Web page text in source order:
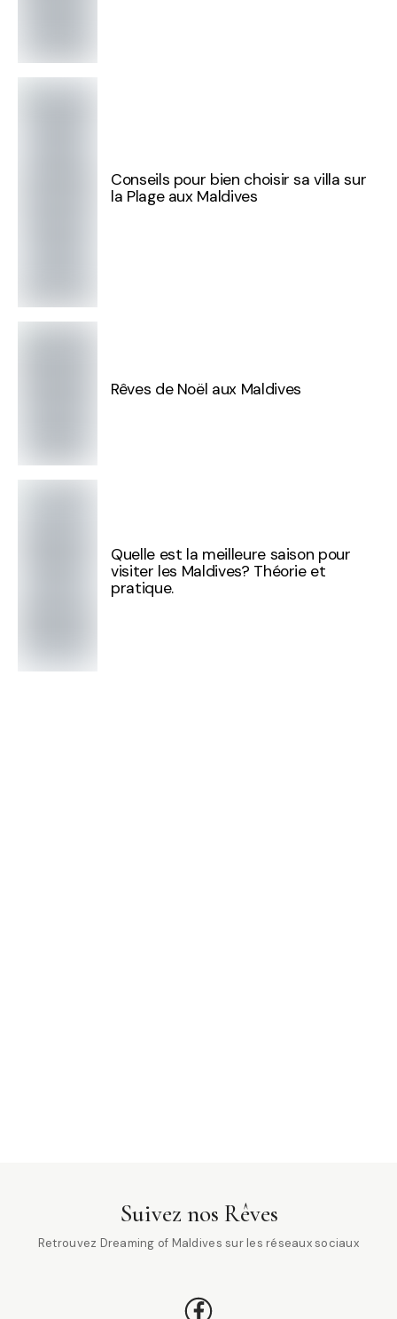
Conseils pour bien choisir sa villa sur
la Plage aux Maldives
Rêves de Noël aux Maldives
Quelle est la meilleure saison pour
visiter les Maldives? Théorie et
pratique.
Suivez nos Rêves
Retrouvez Dreaming of Maldives sur les réseaux sociaux